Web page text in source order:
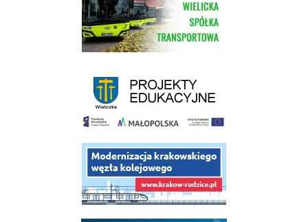
link do opisu projektu budowy linii kolejowej Krakow Rudzice